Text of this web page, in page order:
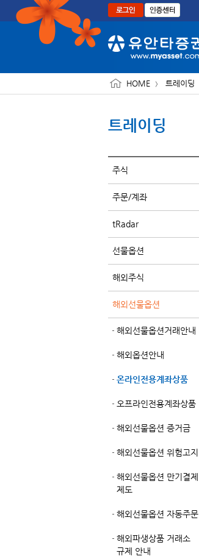
본문으로 바로가기
HOME 트레이딩
트레이딩
주식
주문/계좌
tRadar
선물옵션
해외주식
해외선물옵션
해외선물옵션거래안내
해외옵션안내
온라인전용계좌상품
오프라인전용계좌상품
해외선물옵션 증거금
해외선물옵션 위험고지
해외선물옵션 만기결제
제도
해외선물옵션 자동주문
해외파생상품 거래소
규제 안내